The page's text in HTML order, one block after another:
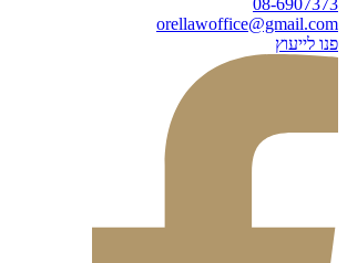
08-6907373
orellawoffice@gmail.com
פנו לייעוץ